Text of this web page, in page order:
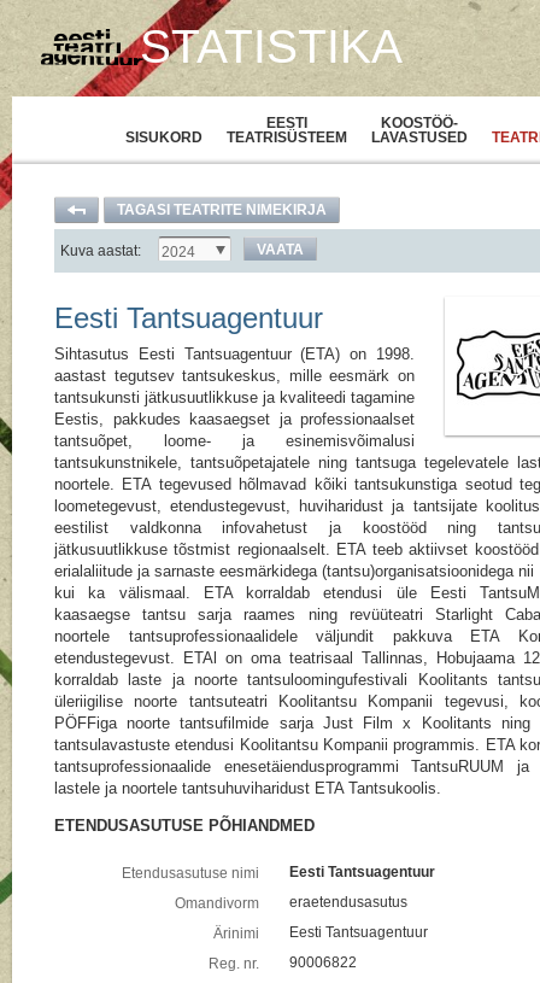
STATISTIKA
SISUKORD
EESTI
TEATRISÜSTEEM
KOOSTÖÖ-
LAVASTUSED
TAGASI TEATRITE NIMEKIRJA
Kuva aastat: 2024 VAATA
Eesti Tantsuagentuur
Sihtasutus Eesti Tantsuagentuur (ETA) on 1998.
aastast tegutsev tantsukeskus, mille eesmärk on
tantsukunsti jätkusuutlikkuse ja kvaliteedi tagamine
Eestis, pakkudes kaasaegset ja professionaalset
tantsuõpet, loome- ja esinemisvõimalusi
tantsukunstnikele, tantsuõpetajatele ning tantsuga tegelevatele
noortele. ETA tegevused hõlmavad kõiki tantsukunstiga seotud
loometegevust, etendustegevust, huviharidust ja tantsijate
eestilist valdkonna infovahetust ja koostööd ning
jätkusuutlikkuse tõstmist regionaalselt. ETA teeb aktiivset
erialaliitude ja sarnaste eesmärkidega (tantsu)organisatsioonidega nii
kui ka välismaal. ETA korraldab etendusi üle Eesti
kaasaegse tantsu sarja raames ning revüüteatri Starlight
noortele tantsuprofessionaalidele väljundit pakkuva ETA
etendustegevust. ETAl on oma teatrisaal Tallinnas, Hobujaama
korraldab laste ja noorte tantsuloomingufestivali Koolitants
üleriigilise noorte tantsuteatri Koolitantsu Kompanii tegevusi,
PÖFFiga noorte tantsufilmide sarja Just Film x Koolitants ning
tantsulavastuste etendusi Koolitantsu Kompanii programmis. ETA
tantsuprofessionaalide enesetäiendusprogrammi TantsuRUUM ja
lastele ja noortele tantsuhuviharidust ETA Tantsukoolis.
ETENDUSASUTUSE PÕHIANDMED
Etendusasutuse nimi
Eesti Tantsuagentuur
Omandivorm
eraetendusasutus
Ärinimi
Eesti Tantsuagentuur
Reg. nr.
90006822